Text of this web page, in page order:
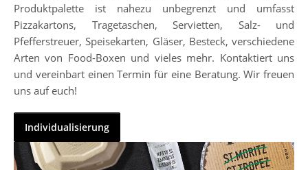
Produktpalette ist nahezu unbegrenzt und umfasst
Pizzakartons, Tragetaschen, Servietten, Salz- und
Pfefferstreuer, Speisekarten, Gläser, Besteck, verschiedene
Arten von Food-Boxen und vieles mehr. Kontaktiert uns
und vereinbart einen Termin für eine Beratung. Wir freuen
uns auf euch!
Individualisierung